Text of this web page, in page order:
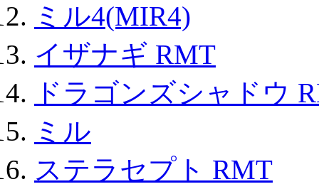
ミル4(MIR4)
イザナギ RMT
ドラゴンズシャドウ
ミル
ステラセプト RMT